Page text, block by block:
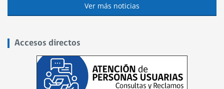
Ver más noticias
Accesos directos